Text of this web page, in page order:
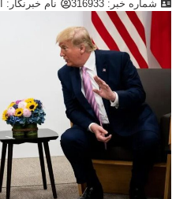
شماره خبر: 316933 نام خبرنگار: